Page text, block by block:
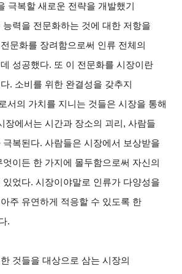
극복할 새로운 전략을 개발했기
력을 전문화하는 것에 대한 저항을
문화를 장려함으로써 인류 전체의
성공했다. 또 이 전문화를 시장이란
. 소비를 위한 완결성을 갖추지
서의 가치를 지니는 것들은 시장을 통해
장에서는 시간과 장소의 괴리, 사람들
복된다. 사람들은 시장에서 보상받을
이든 한 가지에 몰두함으로써 자신의
었다. 시장이야말로 인류가 다양성을
주 유연하게 적응할 수 있도록 한
.
것들을 대상으로 삼는 시장의